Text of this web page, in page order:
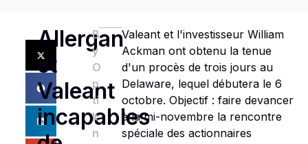
Allergan
et
Valeant
incapables
B
y
O
p
ti
k
n
Valeant et l'investisseur William
Ackman ont obtenu la tenue
d'un procès de trois jours au
Delaware, lequel débutera le 6
octobre. Objectif : faire devancer
à la mi-novembre la rencontre
spéciale des actionnaires